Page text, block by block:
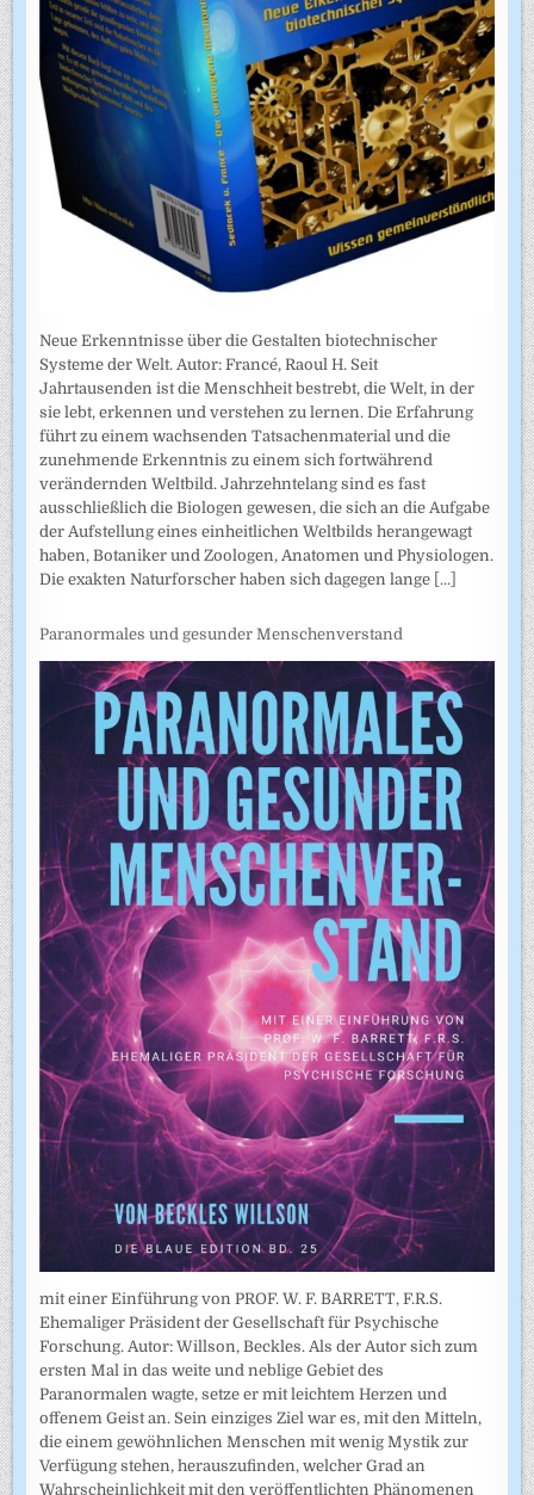
Neue Erkenntnisse über die Gestalten biotechnischer
Systeme der Welt. Autor: Francé, Raoul H. Seit
Jahrtausenden ist die Menschheit bestrebt, die Welt, in der
sie lebt, erkennen und verstehen zu lernen. Die Erfahrung
führt zu einem wachsenden Tatsachenmaterial und die
zunehmende Erkenntnis zu einem sich fortwährend
verändernden Weltbild. Jahrzehntelang sind es fast
ausschließlich die Biologen gewesen, die sich an die Aufgabe
der Aufstellung eines einheitlichen Weltbilds herangewagt
haben, Botaniker und Zoologen, Anatomen und Physiologen.
Die exakten Naturforscher haben sich dagegen lange [...]
Paranormales und gesunder Menschenverstand
mit einer Einführung von PROF. W. F. BARRETT, F.R.S.
Ehemaliger Präsident der Gesellschaft für Psychische
Forschung. Autor: Willson, Beckles. Als der Autor sich zum
ersten Mal in das weite und neblige Gebiet des
Paranormalen wagte, setze er mit leichtem Herzen und
offenem Geist an. Sein einziges Ziel war es, mit den Mitteln,
die einem gewöhnlichen Menschen mit wenig Mystik zur
Verfügung stehen, herauszufinden, welcher Grad an
Wahrscheinlichkeit mit den veröffentlichten Phänomenen